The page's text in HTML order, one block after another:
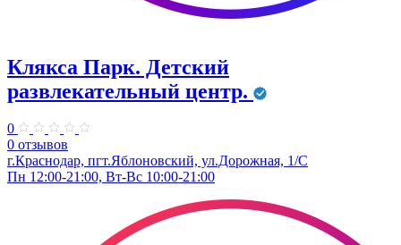
Клякса Парк. Детский
развлекательный центр.
0
0 отзывов
г.Краснодар, пгт.Яблоновский, ул.Дорожная, 1/С
Пн 12:00-21:00, Вт-Вс 10:00-21:00